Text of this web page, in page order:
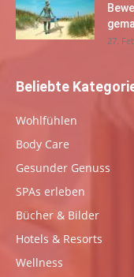
27.
Beliebte
Wohlfühlen
Body Care
Gesunder Genuss
SPAs erleben
Bücher & Bilder
Hotels & Resorts
Wellness